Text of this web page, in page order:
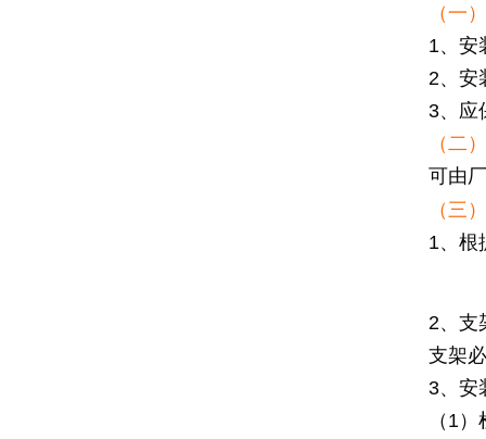
（一
1、安
2、安
3、应
（二
可由
（三
1、根
2、支
支架
3、安
（1